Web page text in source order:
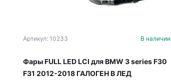
Артикул: 10233 В наличии
Фары FULL LED LCI для BMW 3 series F30
F31 2012-2018 ГАЛОГЕН В ЛЕД